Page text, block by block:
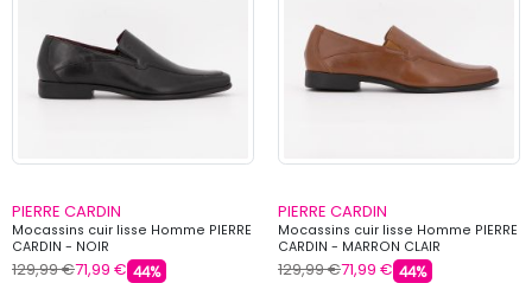
PIERRE CARDIN
Mocassins cuir lisse Homme PIERRE
CARDIN - NOIR
129,99 €71,99 € 44%
PIERRE CARDIN
Mocassins cuir lisse Homme PIERRE
CARDIN - MARRON CLAIR
129,99 €71,99 € 44%